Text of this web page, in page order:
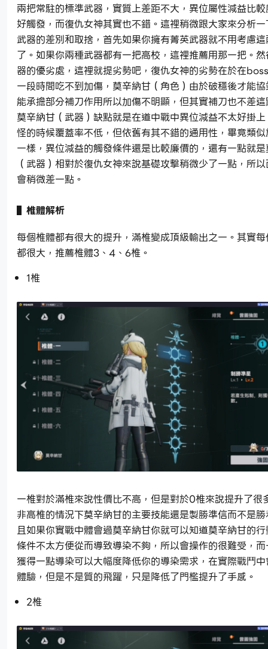
兩把常駐的標準武器，實質上差距不大，異位屬性減益比
好觸發，而復仇女神其實也不錯。這裡稍微跟大家來分析
武器的差別和取捨，首先如果你擁有菁英武器就不用考慮
了。如果你兩種武器都有一把高校，這裡推薦用那一把。
器的優劣處，這裡就提劣勢吧，復仇女神的劣勢在於在
一段時間吃不到加傷，莫辛納甘（角色）由於破穩後才能
能承擔部分補刀作用所以加傷不明顯，但其實補刀也不差
莫辛納甘（武器）缺點就是在道中戰中異位減益不太好掛
怪的時候覆蓋率不低，但依舊有其不錯的通用性，畢竟類
一樣，異位減益的觸發條件還是比較廉價的，還有一點就
（武器）相對於復仇女神來說基礎攻擊稍微少了一點，所
會稍微差一點。
▌椎體解析
每個椎體都有很大的提升，滿椎變成頂級輸出之一。其實
都很大，推薦椎體3、4、6椎。
1椎
一椎對於滿椎來說性價比不高，但是對於0椎來說提升了很
非高椎的情況下莫辛納甘的主要技能還是製勝準信而不是
且如果你實戰中體會過莫辛納甘你就可以知道莫辛納甘的
條件不太方便從而導致導染不夠，所以會操作的很難受，
獲得一點導染可以大幅度降低你的導染需求，在實際戰鬥
體驗，但是不是質的飛躍，只是降低了門檻提升了手感。
2椎